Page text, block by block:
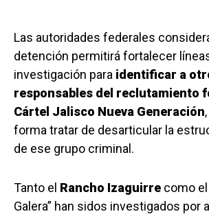
Las autoridades federales
detención permitirá fortalecer
investigación para identificar a
responsables del reclutamiento
Cártel Jalisco Nueva Generación
forma tratar de desarticular la
de ese grupo criminal.
Tanto el Rancho Izaguirre como el
Galera” han sidos investigados por